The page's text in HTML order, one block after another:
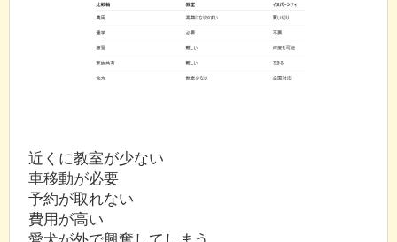
近くに教室が少ない
車移動が必要
予約が取れない
費用が高い